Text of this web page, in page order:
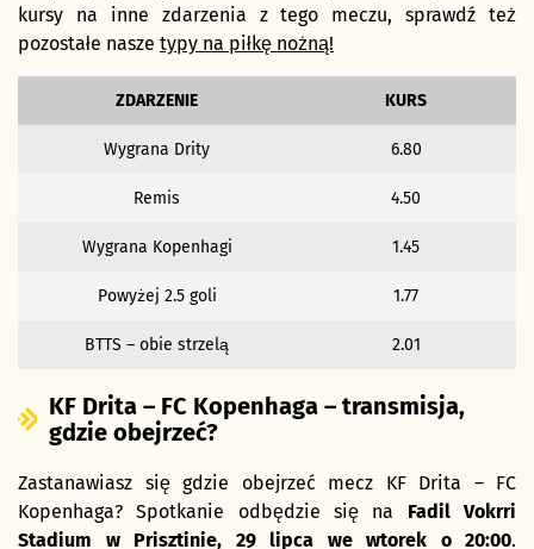
kursy na inne zdarzenia z tego meczu, sprawdź też
pozostałe nasze typy na piłkę nożną!
ZDARZENIE KURS
Wygrana Drity 6.80
Remis 4.50
Wygrana Kopenhagi 1.45
Powyżej 2.5 goli 1.77
BTTS – obie strzelą 2.01
KF Drita – FC Kopenhaga – transmisja,
gdzie obejrzeć?
Zastanawiasz się gdzie obejrzeć mecz KF Drita – FC
Kopenhaga? Spotkanie odbędzie się na Fadil Vokrri
Stadium w Prisztinie, 29 lipca we wtorek o 20:00.